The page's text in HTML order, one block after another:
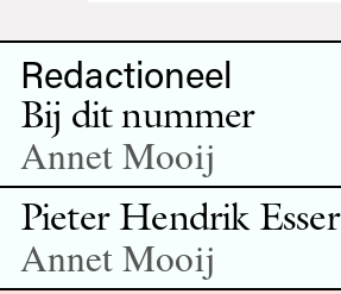
Redactioneel
Bij dit nummer
Annet Mooij
Pieter Hendrik Esser
Annet Mooij